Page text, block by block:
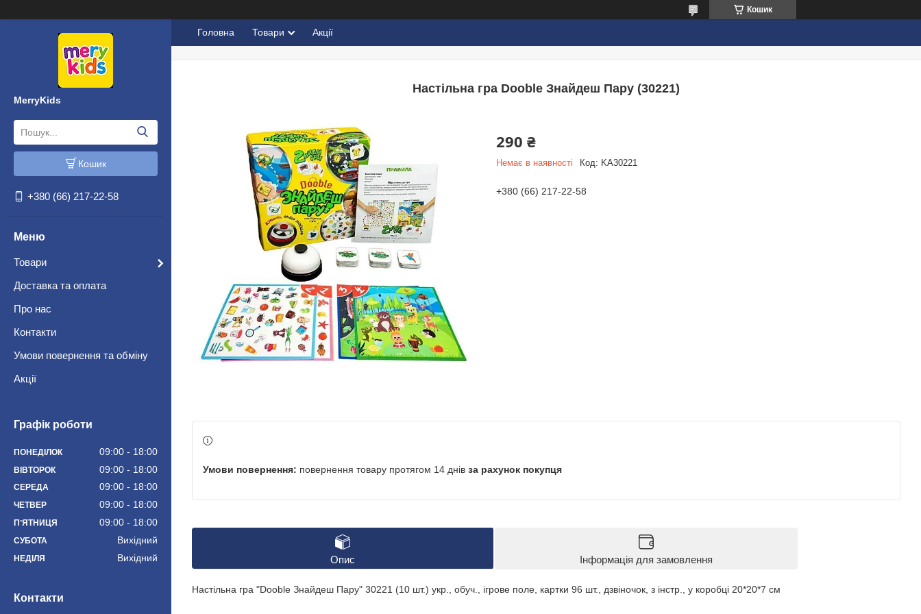
Кошик
MerryKids
Кошик
+380 (66) 217-22-58
Товари
Доставка та оплата
Про нас
Контакти
Умови повернення та обміну
Акції
Графік роботи
ПОНЕДІЛОК 09:00 18:00
ВІВТОРОК 09:00 18:00
СЕРЕДА 09:00 18:00
ЧЕТВЕР 09:00 18:00
ПʼЯТНИЦЯ 09:00 18:00
СУБОТА Вихідний
НЕДІЛЯ Вихідний
Контакти
Головна Товари Акції
Настільна гра Dooble Знайдеш Пару (30221)
290 ₴
Немає в наявності Код: KA30221
+380 (66) 217-22-58
повернення товару протягом 14 днів за рахунок покупця
Опис Інформація для замовлення
Настільна гра "Dooble Знайдеш Пару" 30221 (10 шт.) укр., обуч., ігрове поле, картки 96 шт., дзвіночок, з інстр., у коробці 20*20*7 см